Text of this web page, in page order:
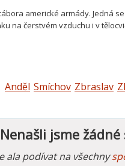
americké armády. Jedná
na čerstvém vzduchu i v
Anděl Smíchov Zbraslav
Nenašli jsme
ala podívat na všechny